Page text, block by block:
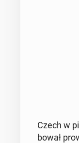
Czech w
bo­wał